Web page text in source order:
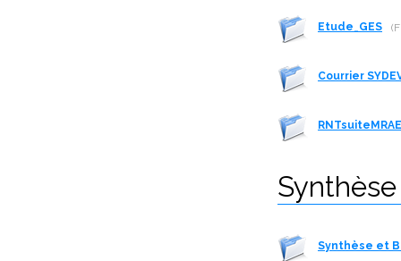
Etude_GES
Courrier
RNTsuiteMRAE
Synthèse et